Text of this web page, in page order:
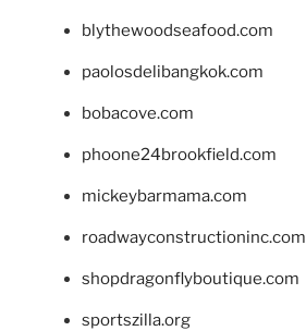
blythewoodseafood.com
paolosdelibangkok.com
bobacove.com
phoone24brookfield.com
mickeybarmama.com
roadwayconstructioninc.com
shopdragonflyboutique.com
sportszilla.org